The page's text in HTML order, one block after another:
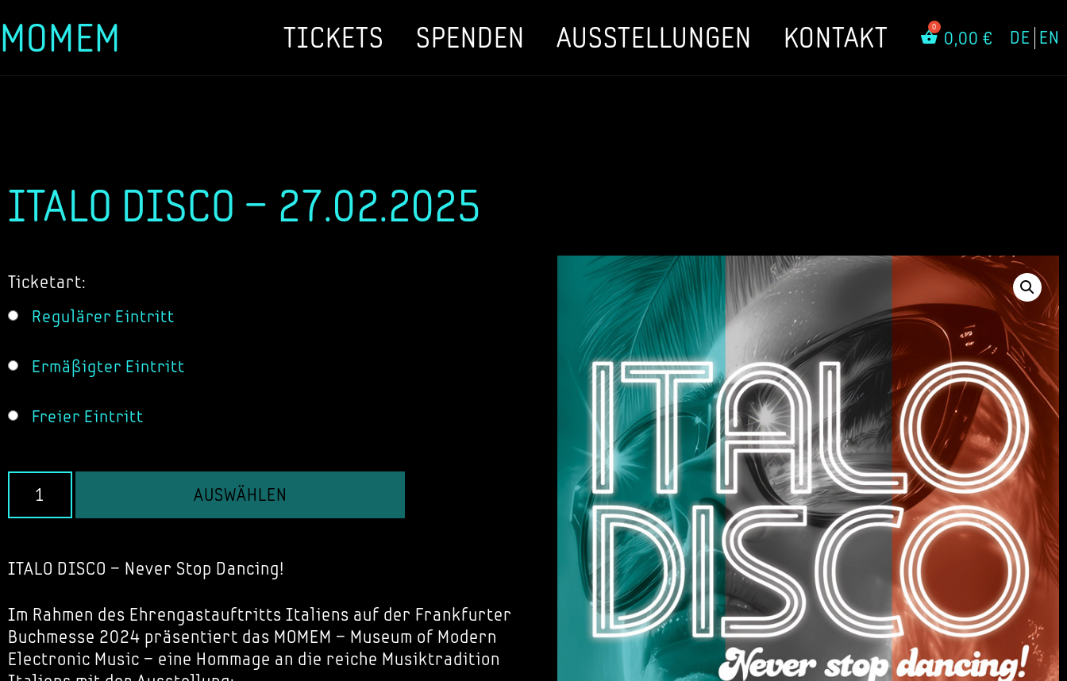
Zum
MOMEM TICKETS SPENDEN AUSSTELLUNGEN KONTAKT 0,00 € DE EN
ITALO DISCO – 27.02.2025
Ticketart:
Regulärer Eintritt
Ermäßigter Eintritt
Freier Eintritt
AUSWÄHLEN
ITALO DISCO – Never Stop Dancing!
Im Rahmen des Ehrengastauftritts Italiens auf der Frankfurter
Buchmesse 2024 präsentiert das MOMEM – Museum of Modern
Electronic Music – eine Hommage an die reiche Musiktradition